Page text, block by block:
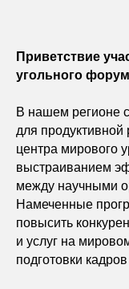
Приветствие
угольного
В нашем регионе
для продуктивной
центра мирового
выстраиванием
между научными
Намеченные
повысить
и услуг на
подготовки